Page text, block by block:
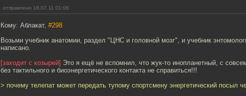
отправлено 16.07.11 01:06
Кому: Аблакат, #298
Возьми учебник анатомии, раздел "ЦНС и головной мозг", и учебник
написано.
[заходит с козырей] Это я ещё не вспомнил, что жук-то инопланетный, с
без тактильного и биоэнергетического контакта не справиться!!!
> почему телепат может передать тупому спортсмену энергетический посыл